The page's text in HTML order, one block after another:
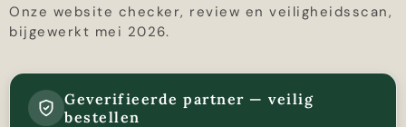
Onze website checker, review en veiligheidsscan,
bijgewerkt mei 2026.
Geverifieerde partner — veilig
bestellen